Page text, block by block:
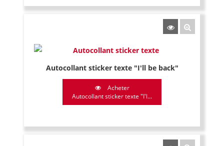
Autocollant sticker texte "I'll be back"
Acheter
Autocollant sticker texte "I'l...